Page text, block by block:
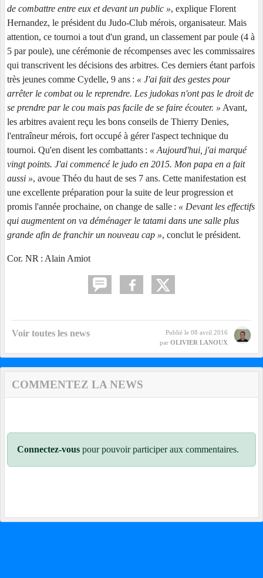
de combattre entre eux et devant un public », explique Florent
Hernandez, le président du Judo-Club mérois, organisateur. Mais
attention, ce tournoi a tout d'un grand, un classement par poule (4 à
5 par poule), une cérémonie de récompenses avec les commissaires
qui transcrivent les décisions des arbitres. Ces derniers étant parfois
très jeunes comme Cydelle, 9 ans : « J'ai fait des gestes pour
arrêter le combat ou le reprendre. Les judokas n'ont pas le droit de
se prendre par le cou mais pas facile de se faire écouter. » Avant,
les arbitres avaient reçu les bons conseils de Thierry Denies,
l'entraîneur mérois, fort occupé à gérer l'aspect technique du
tournoi. Qu'en disent les combattants : « Aujourd'hui, j'ai marqué
vingt points. J'ai commencé le judo en 2015. Mon papa en a fait
aussi », avoue Théo du haut de ses 7 ans. Cette manifestation est
une excellente préparation pour la suite de leur progression et
promis l'année prochaine, on change de salle : « Devant les effectifs
qui augmentent on va déménager le tatami dans une salle plus
grande afin de franchir un nouveau cap », conclut le président.
Cor. NR : Alain Amiot
Voir toutes les news Publié le 08 avril 2016
par OLIVIER LANOUX
COMMENTEZ LA NEWS
Connectez-vous pour pouvoir participer aux commentaires.